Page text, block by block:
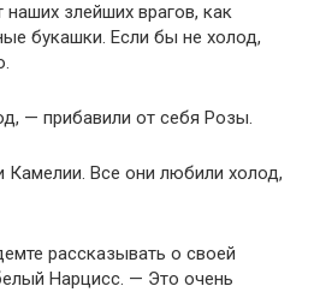
злейших врагов, как
букашки. Если бы не холод,
— прибавили от себя Розы.
Камелии. Все они любили холод,
рассказывать о своей
Нарцисс. — Это очень